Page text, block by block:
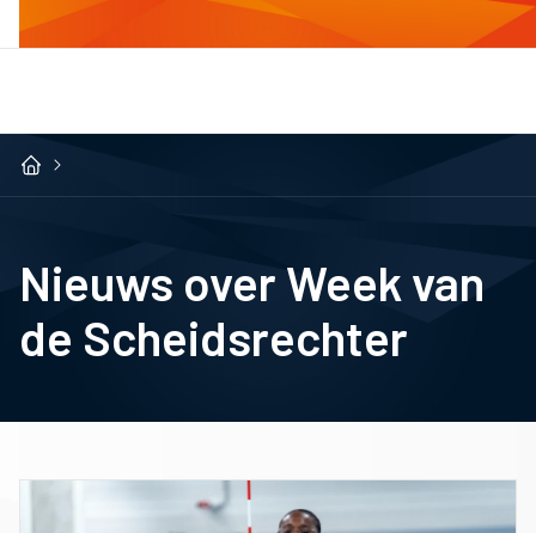
Nieuws over Week van
de Scheidsrechter